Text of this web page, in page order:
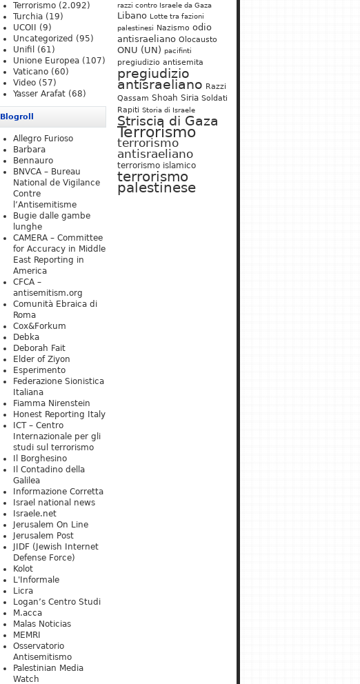
razzi contro Israele da Gaza
Libano Lotte tra fazioni
palestinesi Nazismo odio
antisraeliano Olocausto
ONU (UN) pacifinti
pregiudizio antisemita
pregiudizio
antisraeliano Razzi
Qassam Shoah Siria Soldati
Rapiti Storia di Israele
Striscia di Gaza
Terrorismo
terrorismo
antisraeliano
terrorismo islamico
terrorismo
palestinese
Terrorismo (2.092)
Turchia (19)
UCOII
(9)
Uncategorized (95)
Unifil
(61)
Unione Europea (107)
Vaticano (60)
Video (57)
Yasser Arafat (68)
Blogroll
Allegro Furioso
Barbara
Bennauro
BNVCA – Bureau
National de Vigilance
Contre
l’Antisemitisme
Bugie dalle gambe
lunghe
CAMERA – Committee
for Accuracy in Middle
East Reporting in
America
CFCA –
antisemitism.org
Comunità Ebraica di
Roma
Cox&Forkum
Debka
Deborah Fait
Elder of Ziyon
Esperimento
Federazione Sionistica
Italiana
Fiamma Nirenstein
Honest Reporting Italy
ICT – Centro
Internazionale per gli
studi sul terrorismo
Il Borghesino
Il Contadino della
Galilea
Informazione Corretta
Israel national news
Israele.net
Jerusalem On Line
Jerusalem Post
JIDF (Jewish Internet
Defense Force)
Kolot
L'Informale
Licra
Logan’s Centro Studi
M.acca
Malas Noticias
MEMRI
Osservatorio
Antisemitismo
Palestinian Media
Watch